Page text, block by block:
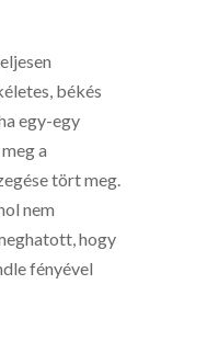
békés
egy-egy
a
tört meg.
nem
hogy
fényével